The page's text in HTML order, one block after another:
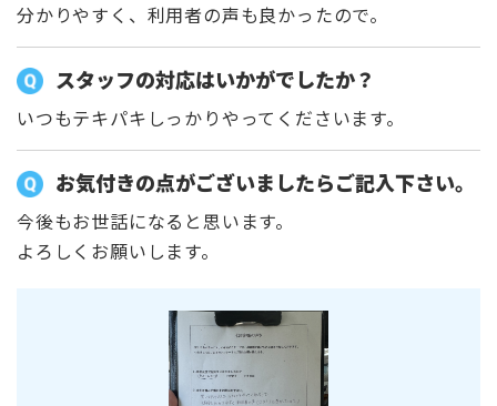
分かりやすく、利用者の声も良かったので。
スタッフの対応はいかがでしたか？
いつもテキパキしっかりやってくださいます。
お気付きの点がございましたらご記入下さい。
今後もお世話になると思います。
よろしくお願いします。